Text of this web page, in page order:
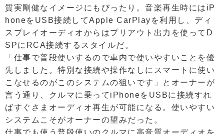
質実剛健なイメージにもぴったり。音楽再生時にはiP
honeをUSB接続してApple CarPlayを利用し、ディ
スプレイオーディオからはプリアウト出力を使ってD
SPにRCA接続するスタイルだ。
「仕事で普段使いするので車内で使いやすいことを優
先しました。特別な接続や操作なしにスマートに使い
こなせるのがこのシステムの狙いです」とオーナーが
言う通り、クルマに乗ってiPhoneをUSBに接続すれ
ばすぐさまオーディオ再生が可能になる。使いやすい
システムこそがオーナーの望みだった。
仕事でも使う普段使いのクルマに高音質オーディオを